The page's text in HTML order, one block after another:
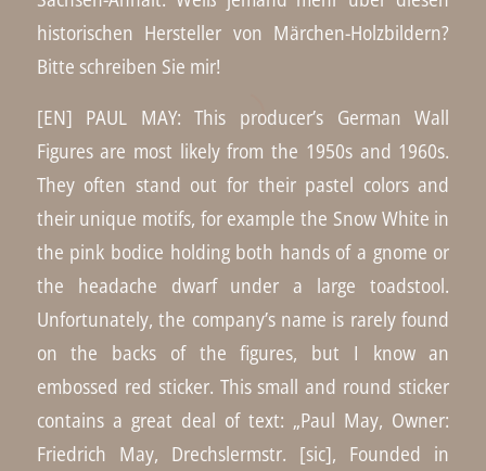
historischen Hersteller von Märchen-Holzbildern?
Bitte schreiben Sie mir!
[EN] PAUL MAY: This producer’s German Wall
Figures are most likely from the 1950s and 1960s.
They often stand out for their pastel colors and
their unique motifs, for example the Snow White in
the pink bodice holding both hands of a gnome or
the headache dwarf under a large toadstool.
Unfortunately, the company’s name is rarely found
on the backs of the figures, but I know an
embossed red sticker. This small and round sticker
contains a great deal of text: „Paul May, Owner:
Friedrich May, Drechslermstr. [sic], Founded in